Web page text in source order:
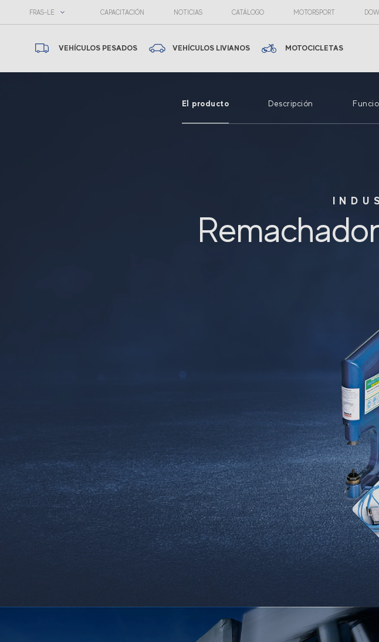
FRAS-LE CAPACITACIÓN NOTICIAS CATÁLOGO MOTORSPORT
VEHÍCULOS PESADOS VEHÍCULOS LIVIANOS MOTOCICLETAS
El producto Descripción